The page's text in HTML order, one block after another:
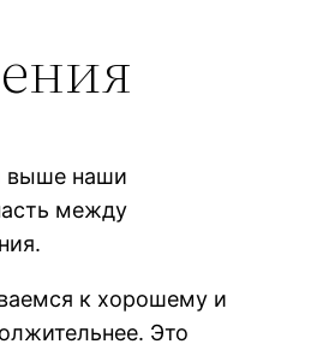
выше наши
между
к хорошему и
Это